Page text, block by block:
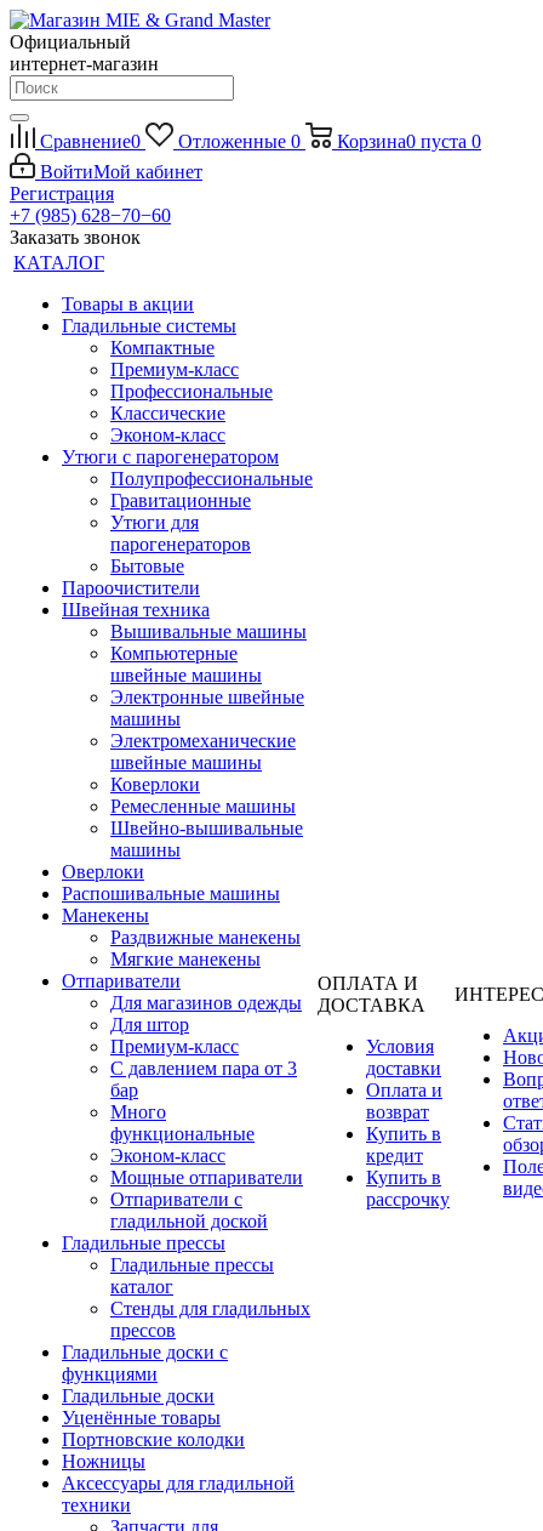
Официальный
интернет-магазин
Сравнение0 Отложенные 0 Корзина0 пуста 0
ВойтиМой кабинет
Регистрация
+7 (985) 628−70−60
Заказать звонок
КАТАЛОГ
Товары в акции
Гладильные системы
Компактные
Премиум-класс
Профессиональные
Классические
Эконом-класс
Утюги с парогенератором
Полупрофессиональные
Гравитационные
Утюги для
парогенераторов
Бытовые
Пароочистители
Швейная техника
Вышивальные машины
Компьютерные
швейные машины
Электронные швейные
машины
Электромеханические
швейные машины
Коверлоки
Ремесленные машины
Швейно-вышивальные
машины
Оверлоки
Распошивальные машины
Манекены
Раздвижные манекены
Мягкие манекены
Отпариватели
Для магазинов одежды
Для штор
Премиум-класс
С давлением пара от 3
бар
Много
функциональные
Эконом-класс
Мощные отпариватели
Отпариватели с
гладильной доской
Гладильные прессы
Гладильные прессы
каталог
Стенды для гладильных
прессов
Гладильные доски с
функциями
Гладильные доски
Уценённые товары
Портновские колодки
Ножницы
Аксессуары для гладильной
техники
Запчасти для
ОПЛАТА И
ДОСТАВКА
Условия
доставки
Оплата и
возврат
Купить в
кредит
Купить в
рассрочку